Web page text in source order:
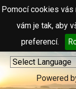
Pomocí cookies vás
vám je tak, aby
preferencí.
Powered